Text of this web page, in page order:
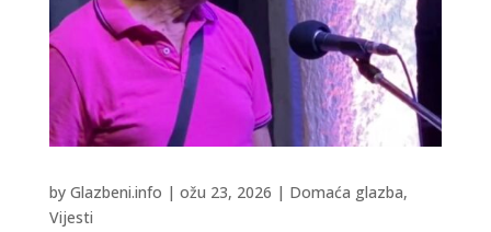
by Glazbeni.info | ožu 23, 2026 | Domaća glazba,
Vijesti